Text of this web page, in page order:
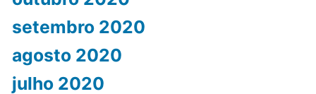
setembro 2020
agosto 2020
julho 2020